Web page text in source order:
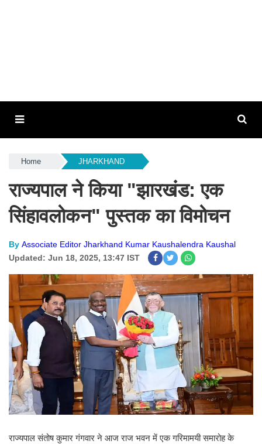
Home JHARKHAND
राज्यपाल ने किया "झारखंड: एक
सिंहावलोकन" पुस्तक का विमोचन
By Associate Editor Jharkhand Kumar Kaushalendra Kaushal
Updated: Jun 18, 2025, 13:47 IST
राज्यपाल संतोष कुमार गंगवार ने आज राज भवन में एक गरिमामयी समारोह के